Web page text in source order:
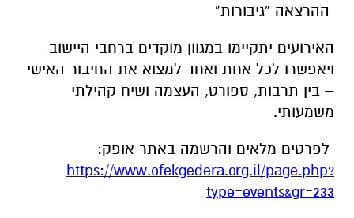
ההרצאה “גיבורות”
האירועים יתקיימו במגוון מוקדים ברחבי היישוב
ויאפשרו לכל אחת ואחד למצוא את החיבור האישי
– בין תרבות, ספורט, העצמה ושיח קהילתי
משמעותי.
לפרטים מלאים והרשמה באתר אופק:
https://www.ofekgedera.org.il/page.php?
type=events&gr=233